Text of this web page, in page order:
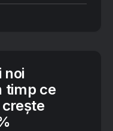
noi
timp ce